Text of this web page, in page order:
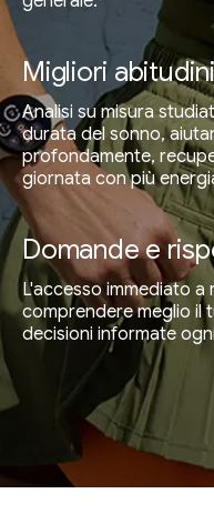
Migliori
Analisi su misura
durata del sonno,
profondamente,
giornata con più
Domande e
L'accesso immediato
comprendere meglio il
decisioni informate